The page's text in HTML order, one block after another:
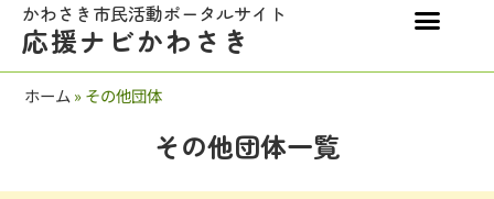
かわさき市民活動ポータルサイト
応援ナビかわさき
ホーム »その他団体
その他団体一覧